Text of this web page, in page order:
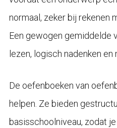
normaal, zeker bij rekenen
Een gewogen gemiddelde
lezen, logisch nadenken en
De oefenboeken van
helpen. Ze bieden
basisschoolniveau, zodat